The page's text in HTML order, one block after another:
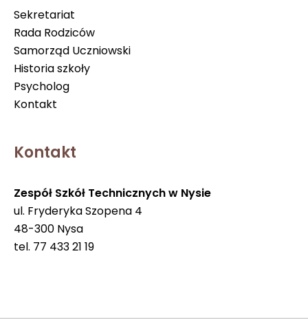
Sekretariat
Rada Rodziców
Samorząd Uczniowski
Historia szkoły
Psycholog
Kontakt
Kontakt
Zespół Szkół Technicznych w Nysie
ul. Fryderyka Szopena 4
48-300 Nysa
tel. 77 433 21 19